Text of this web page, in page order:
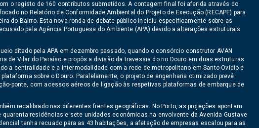
o registo de 160 contributos submetidos. A contagem final foi aferida através do
no Relatório de Conformidade Ambiental do Projeto de Execução (RECAPE) para
do Bairro. Esta nova ronda de debate público incidiu especificamente sobre as
pela Agência Portuguesa do Ambiente (APA) devido a alterações estruturais
ditado pela APA em dezembro passado, quando o consórcio construtor AVAN
de Vilar do Paraíso e propôs a divisão da travessia do rio Douro em duas estruturas
a centralidade e a intermodalidade com a rede de metropolitano em Santo Ovídio e
sobre o Douro. Paralelamente, o projeto de engenharia otimizado prevê
ponte, com acessos aéreos de ligação às respetivas plataformas de embarque de
recalibrado nas diferentes frentes geográficas. No Porto, as projeções apontam
residências e sete unidades económicas na envolvente da Avenida Gustave
tenha recuado para as 43 habitações, a afetação de empresas escalou para as